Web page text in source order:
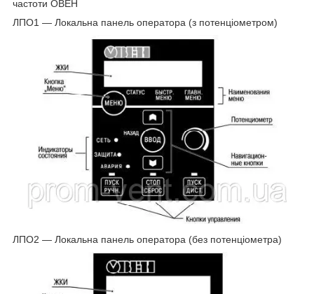
частоти ОВЕН
ЛПО1 — Локальна панель оператора (з потенціометром)
ЛПО2 — Локальна панель оператора (без потенціометра)